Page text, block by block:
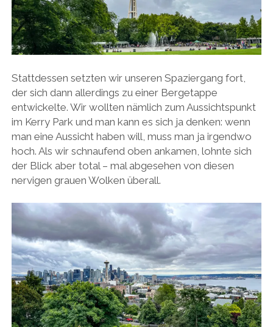
Stattdessen setzten wir unseren Spaziergang fort,
der sich dann allerdings zu einer Bergetappe
entwickelte. Wir wollten nämlich zum Aussichtspunkt
im Kerry Park und man kann es sich ja denken: wenn
man eine Aussicht haben will, muss man ja irgendwo
hoch. Als wir schnaufend oben ankamen, lohnte sich
der Blick aber total – mal abgesehen von diesen
nervigen grauen Wolken überall.